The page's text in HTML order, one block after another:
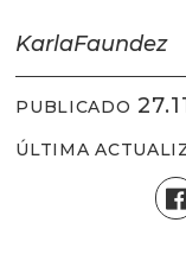
KarlaFaundez
PUBLICADO
ÚLTIMA